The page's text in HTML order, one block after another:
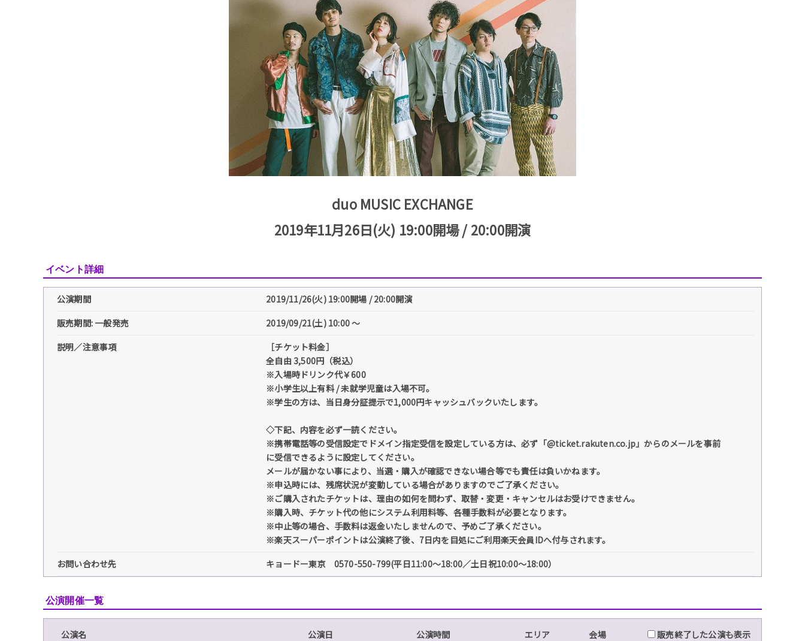
duo MUSIC EXCHANGE
2019年11月26日(火) 19:00開場 / 20:00開演
イベント詳細
公演期間
2019/11/26(火) 19:00開場 / 20:00開演
販売期間: 一般発売
2019/09/21(土) 10:00 〜
説明／注意事項
［チケット料金］
全自由 3,500円（税込）
※入場時ドリンク代￥600
※小学生以上有料 / 未就学児童は入場不可。
※学生の方は、当日身分証提示で1,000円キャッシュバックいたします。
◇下記、内容を必ず一読ください。
※携帯電話等の受信設定でドメイン指定受信を設定している方は、必ず「@ticket.rakuten.co.jp」からのメールを事前
に受信できるように設定してください。
メールが届かない事により、当選・購入が確認できない場合等でも責任は負いかねます。
※申込時には、残席状況が変動している場合がありますのでご了承ください。
※ご購入されたチケットは、理由の如何を問わず、取替・変更・キャンセルはお受けできません。
※購入時、チケット代の他にシステム利用料等、各種手数料が必要となります。
※中止等の場合、手数料は返金いたしませんので、予めご了承ください。
※楽天スーパーポイントは公演終了後、7日内を目処にご利用楽天会員IDへ付与されます。
お問い合わせ先
キョードー東京 0570-550-799(平日11:00〜18:00／土日祝10:00〜18:00）
公演開催一覧
公演名 公演日 公演時間 エリア 会場 販売終了した公演も表示